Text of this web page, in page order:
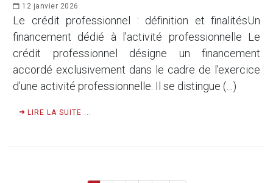
12 janvier 2026
Le crédit professionnel : définition et finalitésUn
financement dédié à l’activité professionnelle Le
crédit professionnel désigne un financement
accordé exclusivement dans le cadre de l’exercice
d’une activité professionnelle. Il se distingue (…)
LIRE LA SUITE ...